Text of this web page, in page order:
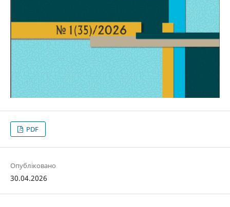
PDF
Опубліковано
30.04.2026